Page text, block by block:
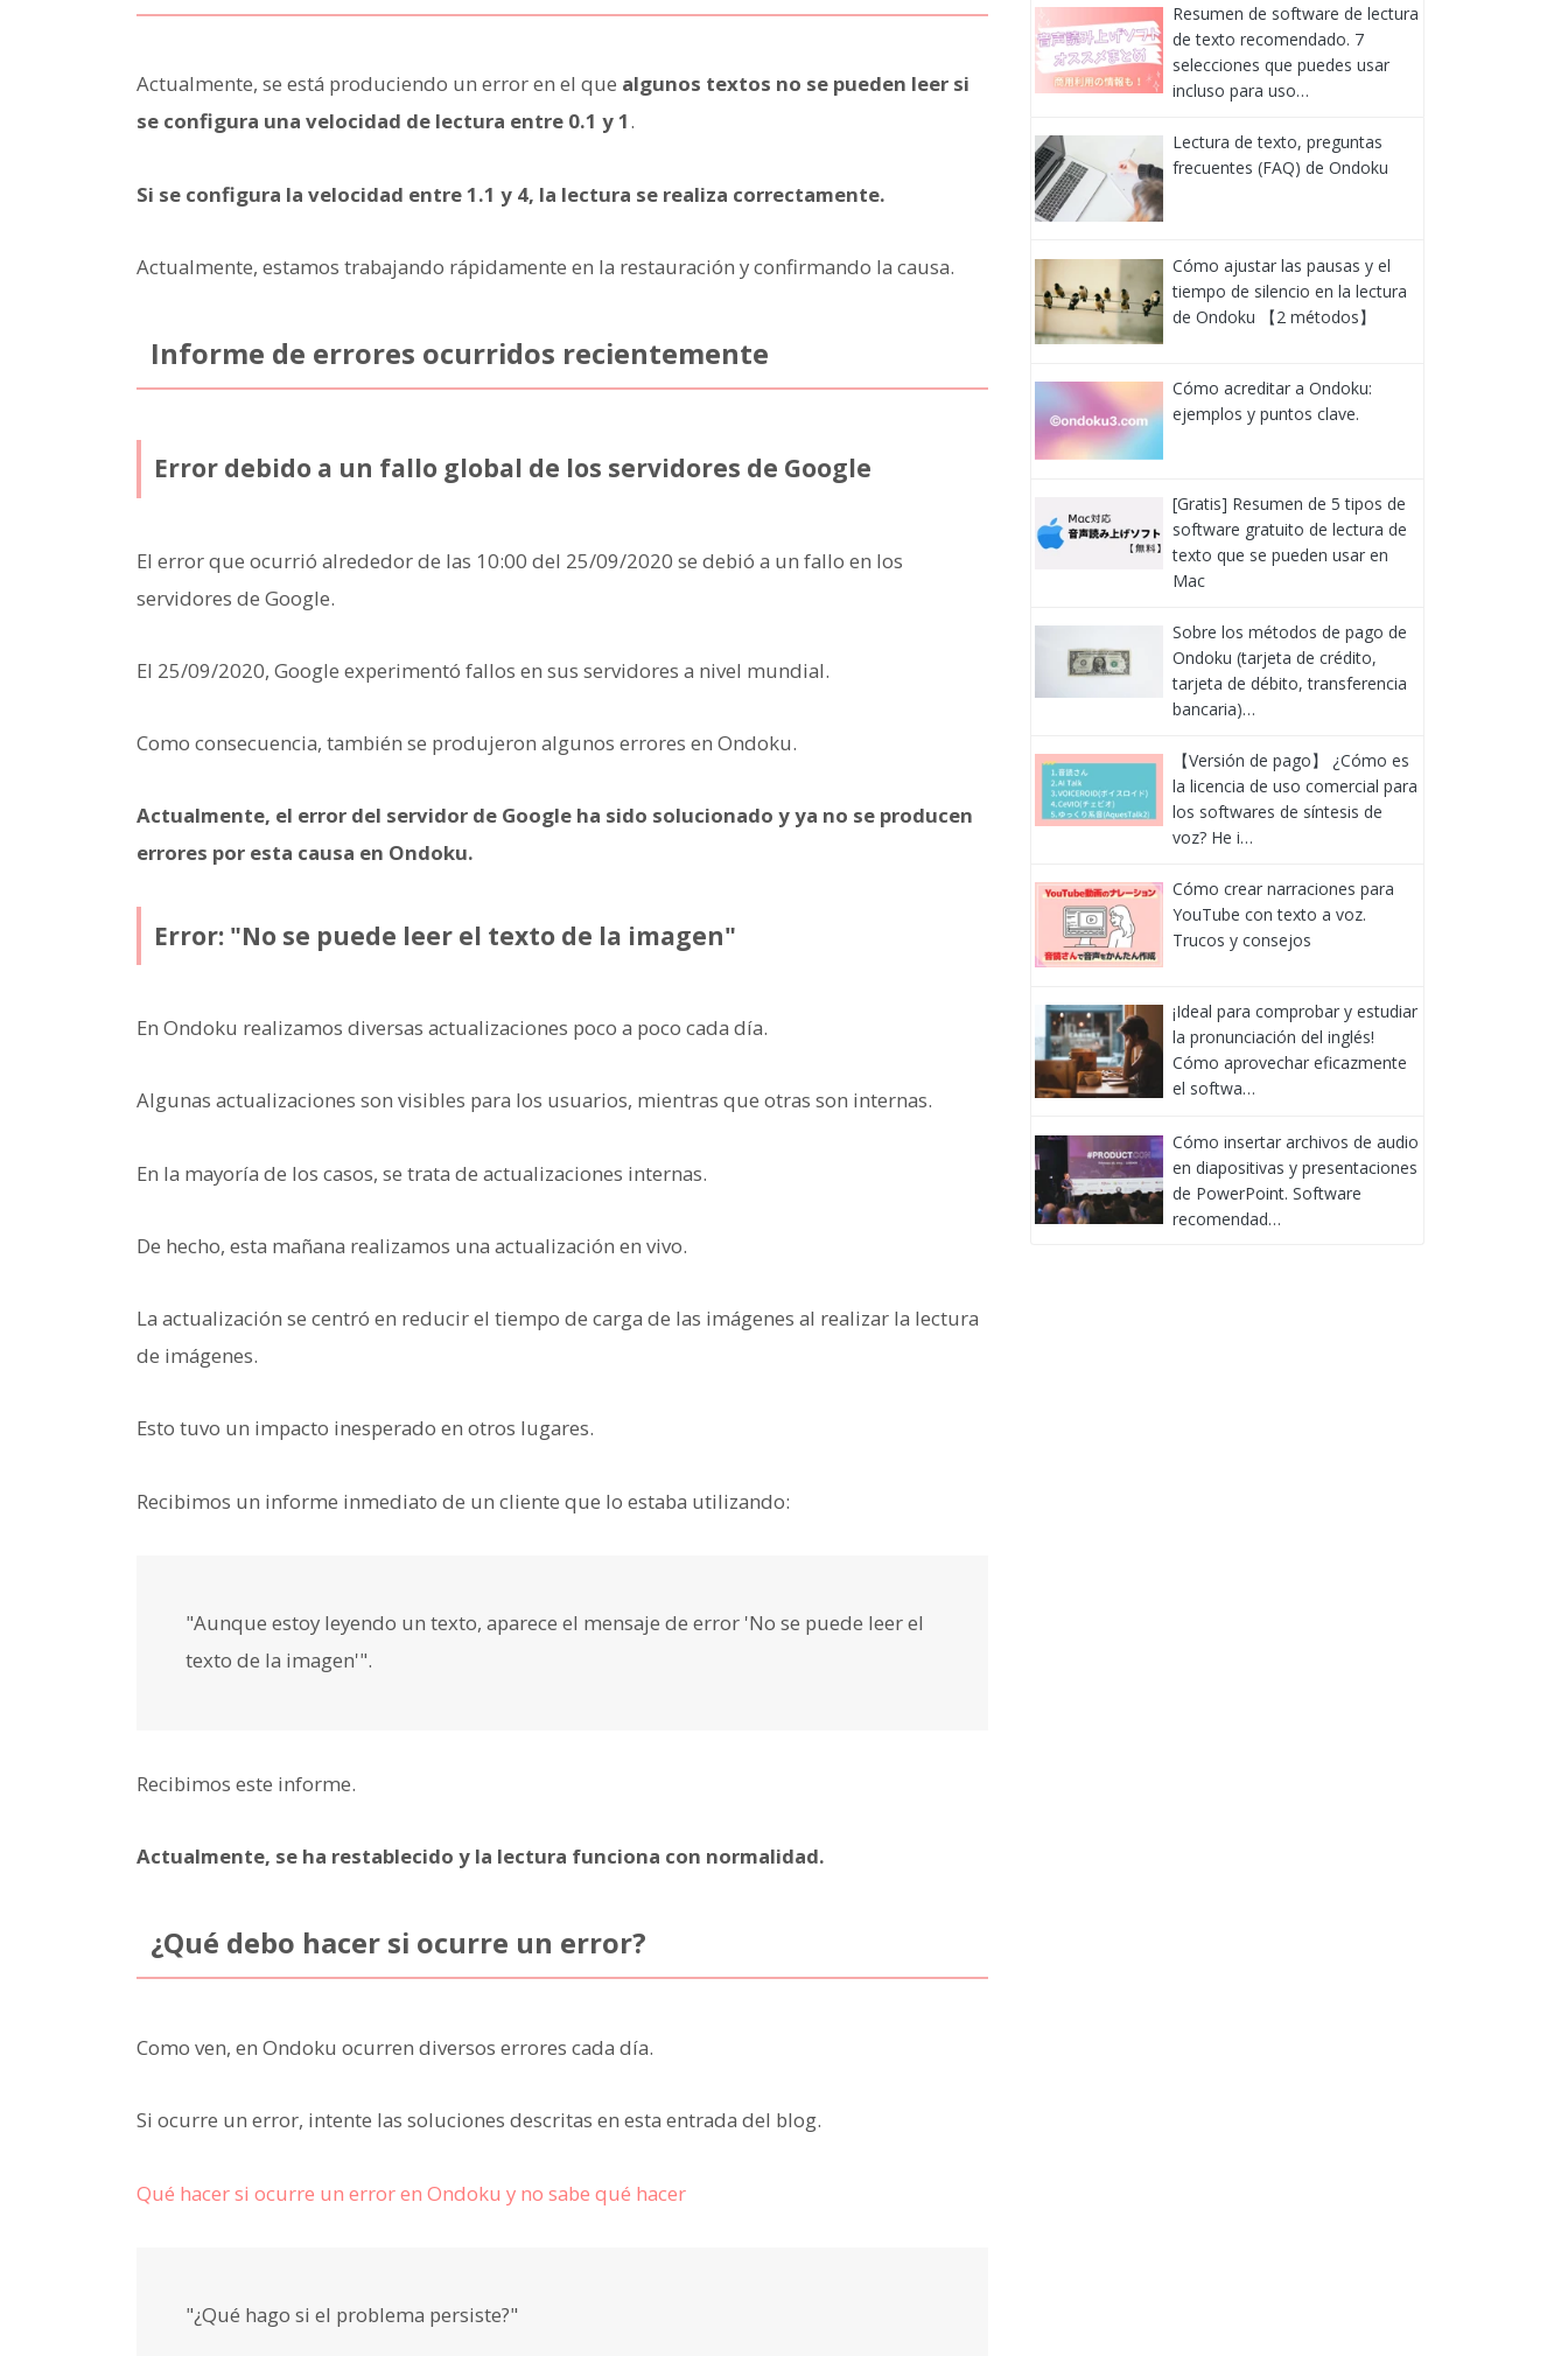
Actualmente, se está produciendo un error en el que algunos textos no se pueden leer si
se configura una velocidad de lectura entre 0.1 y 1.
Si se configura la velocidad entre 1.1 y 4, la lectura se realiza correctamente.
Actualmente, estamos trabajando rápidamente en la restauración y confirmando la causa.
Informe de errores ocurridos recientemente
Error debido a un fallo global de los servidores de Google
El error que ocurrió alrededor de las 10:00 del 25/09/2020 se debió a un fallo en los
servidores de Google.
El 25/09/2020, Google experimentó fallos en sus servidores a nivel mundial.
Como consecuencia, también se produjeron algunos errores en Ondoku.
Actualmente, el error del servidor de Google ha sido solucionado y ya no se producen
errores por esta causa en Ondoku.
Error: "No se puede leer el texto de la imagen"
En Ondoku realizamos diversas actualizaciones poco a poco cada día.
Algunas actualizaciones son visibles para los usuarios, mientras que otras son internas.
En la mayoría de los casos, se trata de actualizaciones internas.
De hecho, esta mañana realizamos una actualización en vivo.
La actualización se centró en reducir el tiempo de carga de las imágenes al realizar la lectura
de imágenes.
Esto tuvo un impacto inesperado en otros lugares.
Recibimos un informe inmediato de un cliente que lo estaba utilizando:
"Aunque estoy leyendo un texto, aparece el mensaje de error 'No se puede leer el
texto de la imagen'".
Recibimos este informe.
Actualmente, se ha restablecido y la lectura funciona con normalidad.
¿Qué debo hacer si ocurre un error?
Como ven, en Ondoku ocurren diversos errores cada día.
Si ocurre un error, intente las soluciones descritas en esta entrada del blog.
Qué hacer si ocurre un error en Ondoku y no sabe qué hacer
"¿Qué hago si el problema persiste?"
Resumen de software de lectura
de texto recomendado. 7
selecciones que puedes usar
incluso para uso…
Lectura de texto, preguntas
frecuentes (FAQ) de Ondoku
Cómo ajustar las pausas y el
tiempo de silencio en la lectura
de Ondoku 【2 métodos】
Cómo acreditar a Ondoku:
ejemplos y puntos clave.
[Gratis] Resumen de 5 tipos de
software gratuito de lectura de
texto que se pueden usar en
Mac
Sobre los métodos de pago de
Ondoku (tarjeta de crédito,
tarjeta de débito, transferencia
bancaria)…
【Versión de pago】 ¿Cómo es
la licencia de uso comercial para
los softwares de síntesis de
voz? He i…
Cómo crear narraciones para
YouTube con texto a voz.
Trucos y consejos
¡Ideal para comprobar y estudiar
la pronunciación del inglés!
Cómo aprovechar eficazmente
el softwa…
Cómo insertar archivos de audio
en diapositivas y presentaciones
de PowerPoint. Software
recomendad…